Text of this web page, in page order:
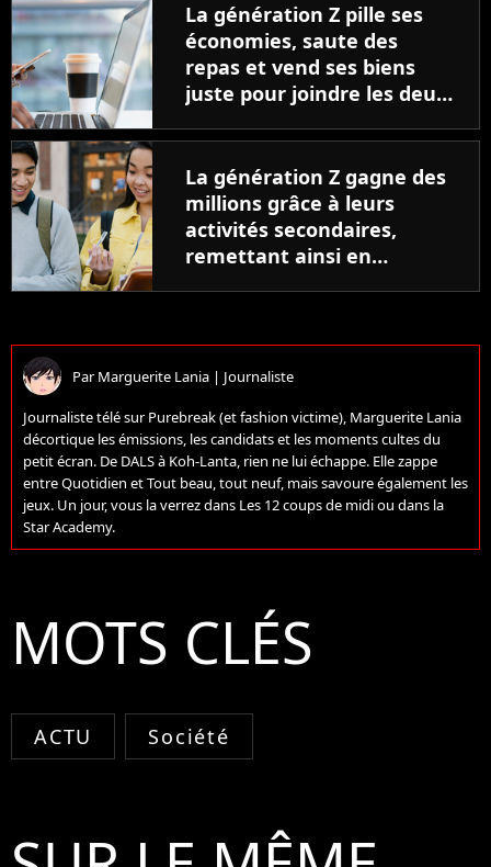
La génération Z pille ses
économies, saute des
repas et vend ses biens
juste pour joindre les deux
La génération Z gagne des
millions grâce à leurs
activités secondaires,
remettant ainsi en
ParMarguerite Lania | Journaliste
Journaliste télé sur Purebreak (et fashion victime), Marguerite Lania
décortique les émissions, les candidats et les moments cultes du
petit écran. De DALS à Koh-Lanta, rien ne lui échappe. Elle zappe
entre Quotidien et Tout beau, tout neuf, mais savoure également les
jeux. Un jour, vous la verrez dans Les 12 coups de midi ou dans la
Star Academy.
MOTS CLÉS
ACTU Société